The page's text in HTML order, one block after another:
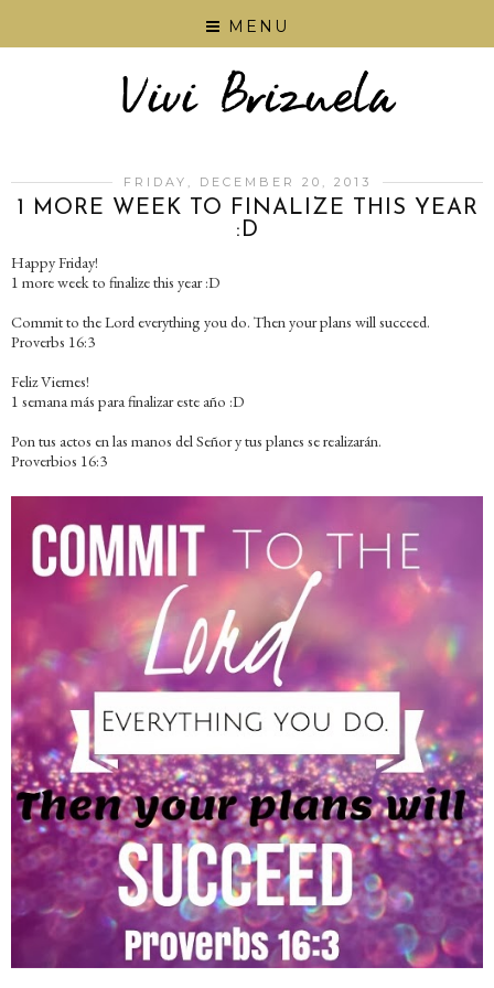
MENU
FRIDAY, DECEMBER 20, 2013
1 MORE WEEK TO FINALIZE THIS YEAR
:D
Happy Friday!
1 more week to finalize this year :D
Commit to the Lord everything you do. Then your plans will succeed.
Proverbs 16:3
Feliz Viernes!
1 semana más para finalizar este año :D
Pon tus actos en las manos del Señor y tus planes se realizarán.
Proverbios 16:3